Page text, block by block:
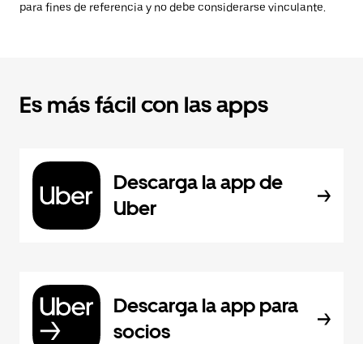
para fines de referencia y no debe considerarse vinculante.
Es más fácil con las apps
Descarga la app de
Uber
Descarga la app para
socios